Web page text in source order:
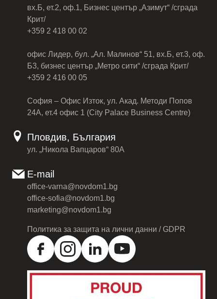
вх.Б, ет.2, оф.1, Бизнес център „Азимут“ /сграда
Крит/
+359 2 418 00 02
офис Лидер, бул. „Ал. Малинов“ 51, вх.Б, ет.3, оф.
Б3, бизнес център „Метро сити“ /сграда Крит/
+359 2 416 00 05
София – Офис Изток, ул. Акад. Методи Попов
24А, ет.4 офис 1 (City Palace Business Centre)
Пловдив, България
ул. „Никола Вапцаров“ 80А
E-mail
office-varna@novdom1.bg
office-sofia@novdom1.bg
marketing@novdom1.bg
Политика за защита на лични данни / GDPR